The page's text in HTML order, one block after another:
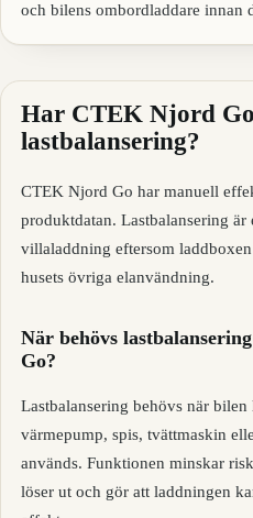
och bilens ombordladdare innan
Har CTEK Njord Go
lastbalansering?
CTEK Njord Go har manuell
produktdatan. Lastbalansering
villaladdning eftersom
husets övriga elanvändning.
När behövs
Go?
Lastbalansering behövs när
värmepump, spis, tvättmaskin
används. Funktionen minskar
löser ut och gör att laddningen